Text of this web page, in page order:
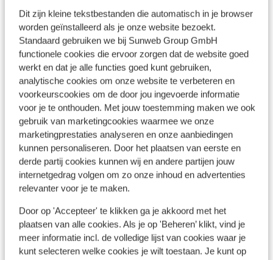
Dit zijn kleine tekstbestanden die automatisch in je browser
worden geïnstalleerd als je onze website bezoekt.
Standaard gebruiken we bij Sunweb Group GmbH
functionele cookies die ervoor zorgen dat de website goed
werkt en dat je alle functies goed kunt gebruiken,
analytische cookies om onze website te verbeteren en
voorkeurscookies om de door jou ingevoerde informatie
voor je te onthouden. Met jouw toestemming maken we ook
gebruik van marketingcookies waarmee we onze
marketingprestaties analyseren en onze aanbiedingen
kunnen personaliseren. Door het plaatsen van eerste en
derde partij cookies kunnen wij en andere partijen jouw
internetgedrag volgen om zo onze inhoud en advertenties
relevanter voor je te maken.
Door op 'Accepteer' te klikken ga je akkoord met het
plaatsen van alle cookies. Als je op 'Beheren’ klikt, vind je
meer informatie incl. de volledige lijst van cookies waar je
kunt selecteren welke cookies je wilt toestaan. Je kunt op
Winkels: 500 m
Restaurant: 100 m
Apotheek: 500 m
Arts: 500 m
Ziekenhuis: 42 km
Rustig gelegen
Ook interessant voor jou